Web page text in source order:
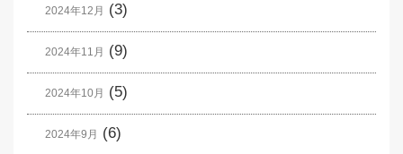
2024年12月 (3)
2024年11月 (9)
2024年10月 (5)
2024年9月 (6)